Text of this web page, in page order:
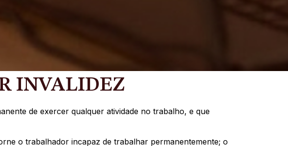
INVALIDEZ
de exercer qualquer atividade no trabalho, e que
o trabalhador incapaz de trabalhar permanentemente; o